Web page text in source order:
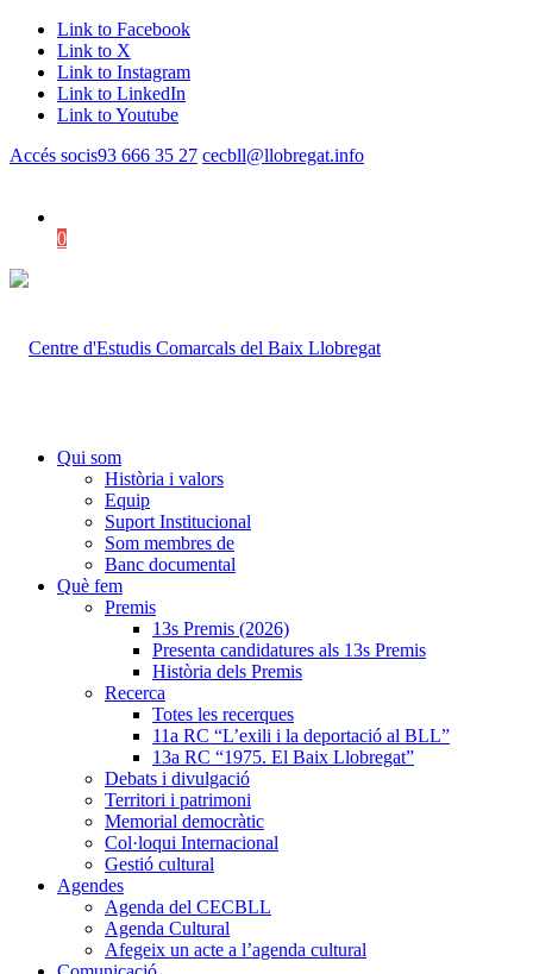
Link to Facebook
Link to X
Link to Instagram
Link to LinkedIn
Link to Youtube
Accés socis93 666 35 27 cecbll@llobregat.info
0
Qui som
Història i valors
Equip
Suport Institucional
Som membres de
Banc documental
Què fem
Premis
13s Premis (2026)
Presenta candidatures als 13s Premis
Història dels Premis
Recerca
Totes les recerques
11a RC “L’exili i la deportació al BLL”
13a RC “1975. El Baix Llobregat”
Debats i divulgació
Territori i patrimoni
Memorial democràtic
Col·loqui Internacional
Gestió cultural
Agendes
Agenda del CECBLL
Agenda Cultural
Afegeix un acte a l’agenda cultural